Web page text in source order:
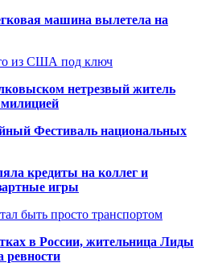
машина вылетела на
из США под ключ
нетрезвый житель
Фестиваль национальных
кредиты на коллег и
игры
быть просто транспортом
в России, жительница Лиды
ревности